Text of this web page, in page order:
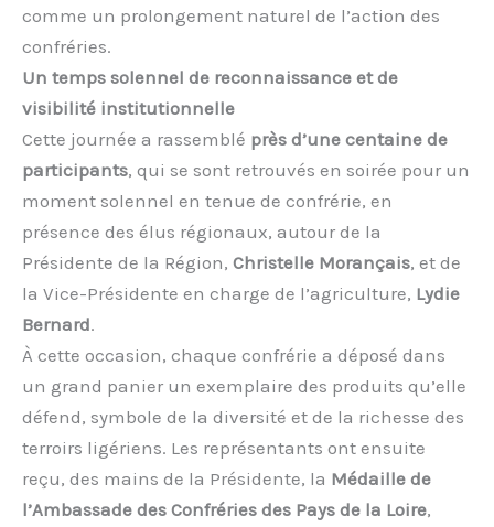
comme un prolongement naturel de l’action des
confréries.
Un temps solennel de reconnaissance et de
visibilité institutionnelle
Cette journée a rassemblé près d’une centaine de
participants, qui se sont retrouvés en soirée pour un
moment solennel en tenue de confrérie, en
présence des élus régionaux, autour de la
Présidente de la Région, Christelle Morançais, et de
la Vice-Présidente en charge de l’agriculture, Lydie
Bernard.
À cette occasion, chaque confrérie a déposé dans
un grand panier un exemplaire des produits qu’elle
défend, symbole de la diversité et de la richesse des
terroirs ligériens. Les représentants ont ensuite
reçu, des mains de la Présidente, la Médaille de
l’Ambassade des Confréries des Pays de la Loire,